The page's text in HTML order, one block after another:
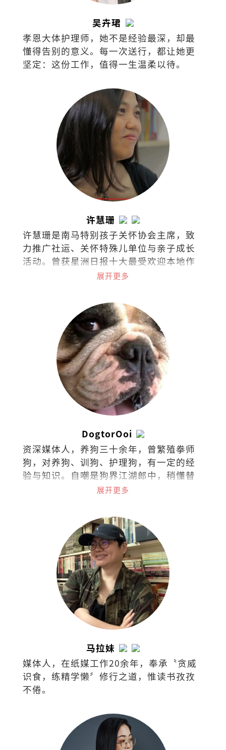
吴卉珺
孝恩大体护理师，她不是经验最深，却最
懂得告别的意义。每一次送行，都让她更
坚定：这份工作，值得一生温柔以待。
许慧珊
许慧珊是南马特别孩子关怀协会主席，致
力推广社运、关怀特殊儿单位与亲子成长
活动。曾获星洲日报十大最受欢迎本地作
家，文章常见于各报与杂志。著有《单身
人》及《左雍右为》等。
展开更多
DogtorOoi
资深媒体人，养狗三十余年，曾繁殖拳师
狗，对养狗、训狗、护理狗，有一定的经
验与知识。自嘲是狗界江湖郎中，稍懂替
狗探脉与接生，小病可给参考意见，大病
展开更多
马拉妹
媒体人，在纸媒工作20余年，奉承〝贪威
识食，练精学懒〞修行之道，惟读书孜孜
不倦。